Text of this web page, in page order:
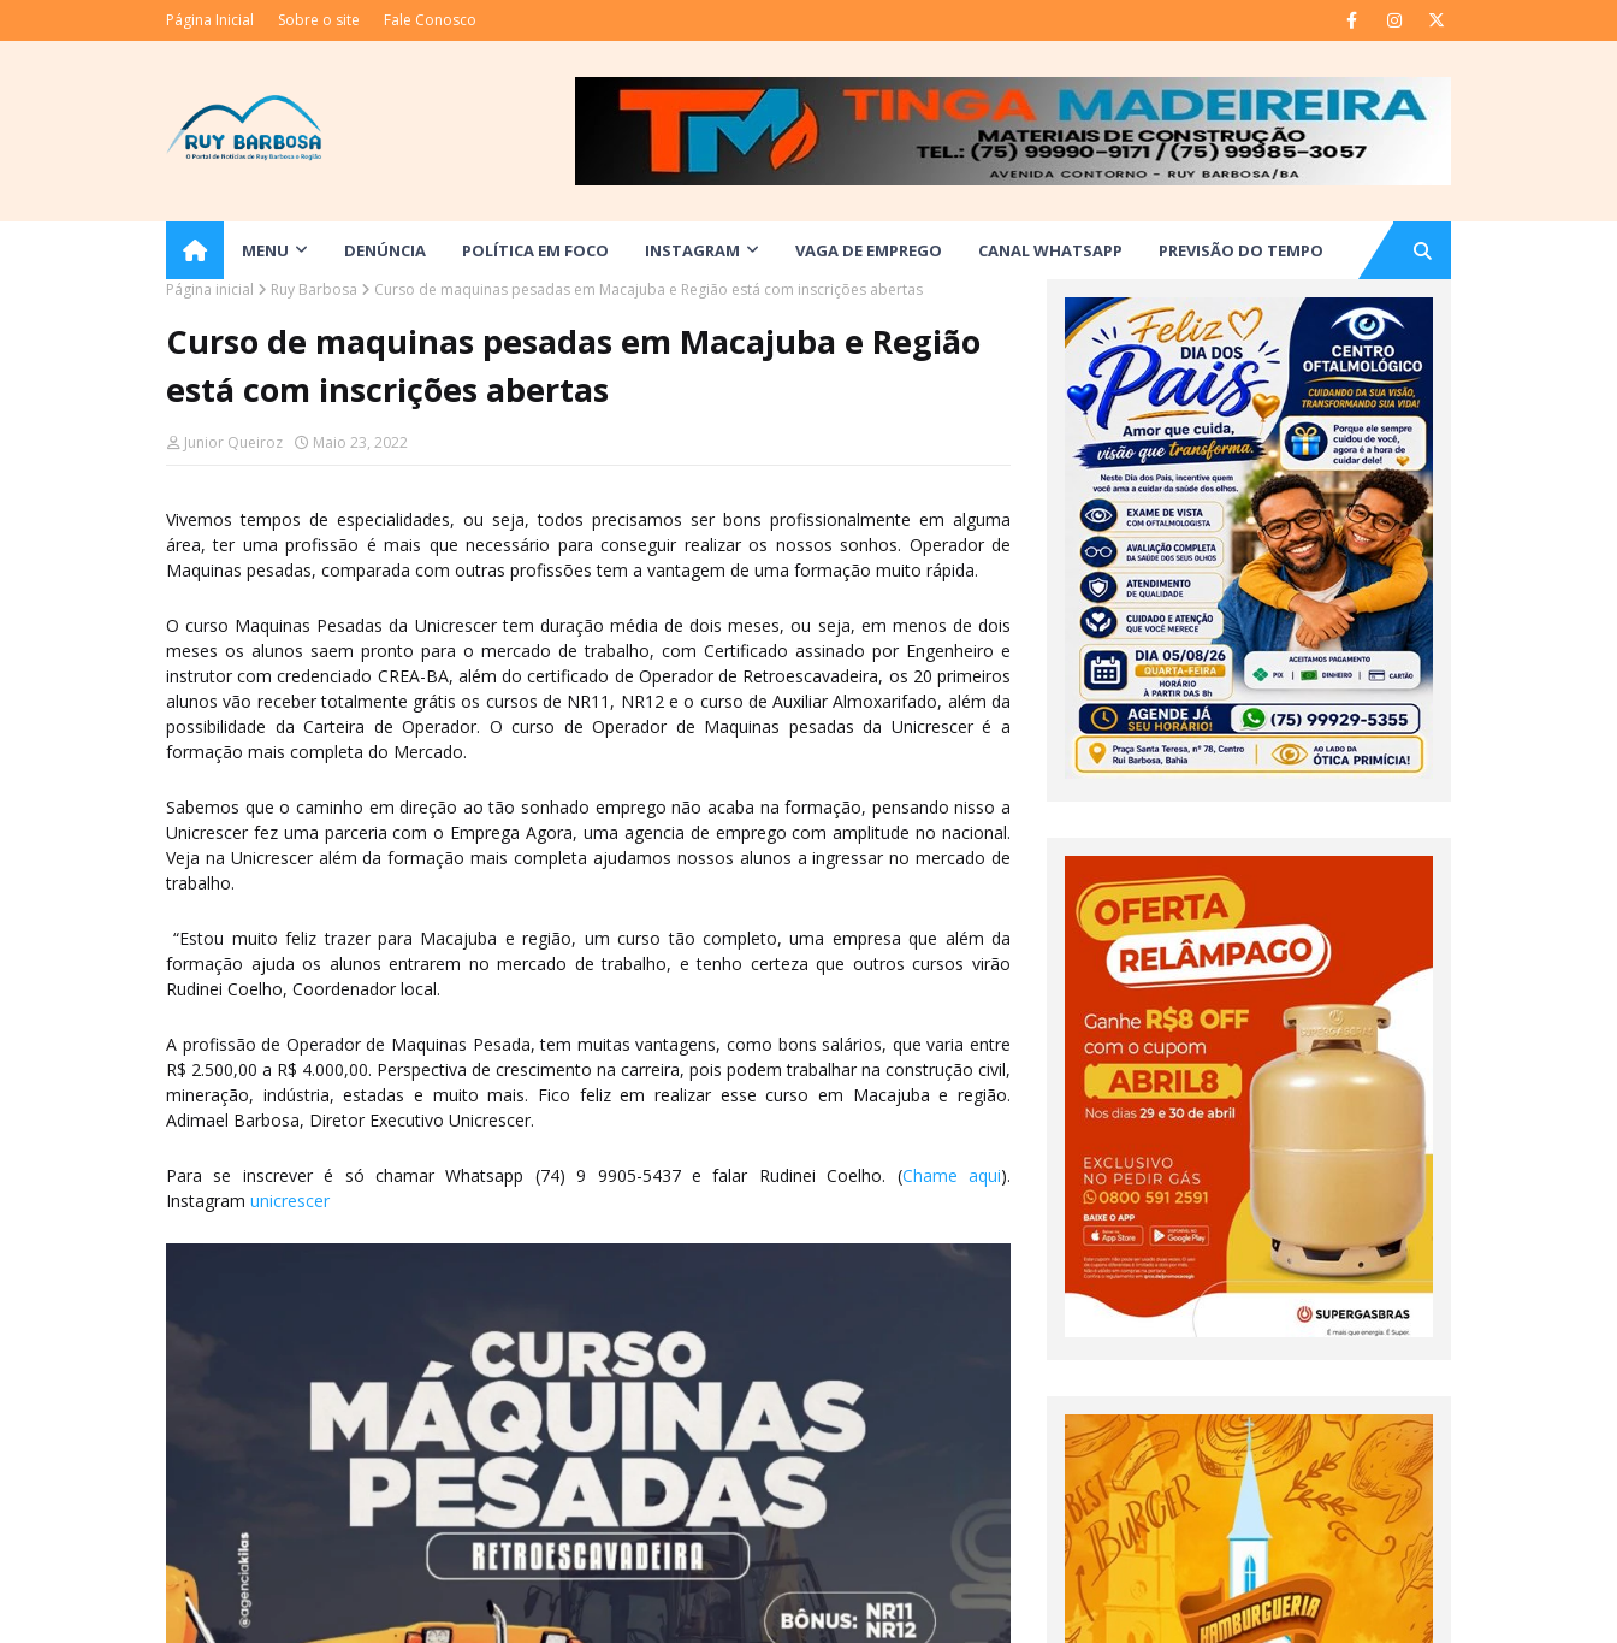
Página Inicial Sobre o site Fale Conosco
MENU DENÚNCIA POLÍTICA EM FOCO INSTAGRAM VAGA DE EMPREGO CANAL WHATSAPP PREVISÃO DO TEMPO
Página inicial Ruy Barbosa Curso de maquinas pesadas em Macajuba e Região está com inscrições abertas
Curso de maquinas pesadas em Macajuba e Região
está com inscrições abertas
Junior Queiroz Maio 23, 2022
Vivemos tempos de especialidades, ou seja, todos precisamos ser bons profissionalmente em alguma
área, ter uma profissão é mais que necessário para conseguir realizar os nossos sonhos. Operador de
Maquinas pesadas, comparada com outras profissões tem a vantagem de uma formação muito rápida.
O curso Maquinas Pesadas da Unicrescer tem duração média de dois meses, ou seja, em menos de dois
meses os alunos saem pronto para o mercado de trabalho, com Certificado assinado por Engenheiro e
instrutor com credenciado CREA-BA, além do certificado de Operador de Retroescavadeira, os 20 primeiros
alunos vão receber totalmente grátis os cursos de NR11, NR12 e o curso de Auxiliar Almoxarifado, além da
possibilidade da Carteira de Operador. O curso de Operador de Maquinas pesadas da Unicrescer é a
formação mais completa do Mercado.
Sabemos que o caminho em direção ao tão sonhado emprego não acaba na formação, pensando nisso a
Unicrescer fez uma parceria com o Emprega Agora, uma agencia de emprego com amplitude no nacional.
Veja na Unicrescer além da formação mais completa ajudamos nossos alunos a ingressar no mercado de
trabalho.
“Estou muito feliz trazer para Macajuba e região, um curso tão completo, uma empresa que além da
formação ajuda os alunos entrarem no mercado de trabalho, e tenho certeza que outros cursos virão
Rudinei Coelho, Coordenador local.
A profissão de Operador de Maquinas Pesada, tem muitas vantagens, como bons salários, que varia entre
R$ 2.500,00 a R$ 4.000,00. Perspectiva de crescimento na carreira, pois podem trabalhar na construção civil,
mineração, indústria, estadas e muito mais. Fico feliz em realizar esse curso em Macajuba e região.
Adimael Barbosa, Diretor Executivo Unicrescer.
Para se inscrever é só chamar Whatsapp (74) 9 9905-5437 e falar Rudinei Coelho. (Chame aqui).
Instagram unicrescer